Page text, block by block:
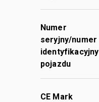
Numer
seryjny/numer
identyfikacyjny
pojazdu
CE Mark